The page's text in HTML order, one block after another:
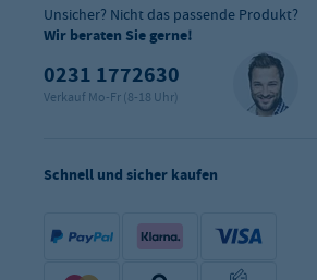
Unsicher? Nicht das passende Produkt?
Wir beraten Sie gerne!
0231 1772630
Verkauf Mo-Fr (8-18 Uhr)
Schnell und sicher kaufen